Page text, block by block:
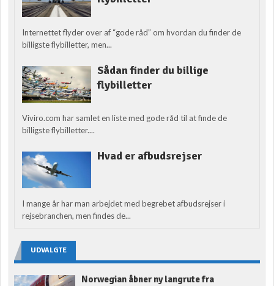
Internettet flyder over af “gode råd” om hvordan du finder de
billigste flybilletter, men...
Sådan finder du billige
flybilletter
Viviro.com har samlet en liste med gode råd til at finde de
billigste flybilletter....
Hvad er afbudsrejser
I mange år har man arbejdet med begrebet afbudsrejser i
rejsebranchen, men findes de...
UDVALGTE
Norwegian åbner ny langrute fra